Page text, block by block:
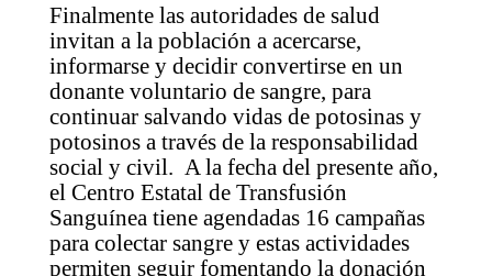
Finalmente las autoridades de salud
invitan a la población a acercarse,
informarse y decidir convertirse en un
donante voluntario de sangre, para
continuar salvando vidas de potosinas y
potosinos a través de la responsabilidad
social y civil. A la fecha del presente año,
el Centro Estatal de Transfusión
Sanguínea tiene agendadas 16 campañas
para colectar sangre y estas actividades
permiten seguir fomentando la donación